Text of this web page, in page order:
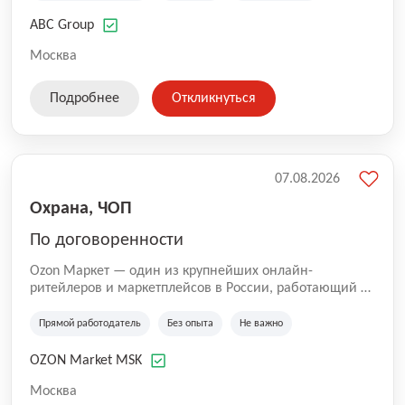
ABC Group
Москва
Подробнее Откликнуться
Охрана, ЧОП
По договоренности
Ozon Маркет — один из крупнейших онлайн-
ритейлеров и маркетплейсов в России, работающий по
покупателей получать нужные товары быстро и
всей стране. Наши курьеры и водители — важная
клиентов вовремя и с улыбкой 😊 Работая у нас, вы
Прямой работодатель Без опыта Не важно
OZON Market MSK
Москва
07.08.2026